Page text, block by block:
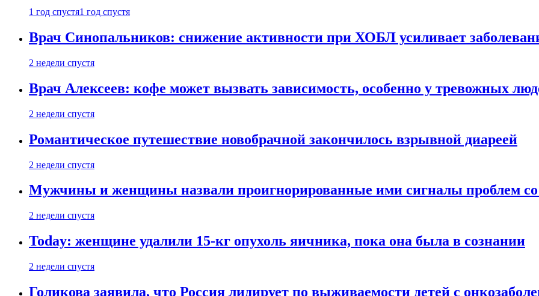
1 год спустя1 год спустя
Врач Синопальников: снижение активности при ХОБЛ усиливает
2 недели спустя
Врач Алексеев: кофе может вызвать зависимость, особенно у тревожных
2 недели спустя
Романтическое путешествие новобрачной закончилось взрывной диареей
2 недели спустя
Мужчины и женщины назвали проигнорированные ими сигналы проблем со
2 недели спустя
Today: женщине удалили 15-кг опухоль яичника, пока она была в сознании
2 недели спустя
Голикова заявила, что Россия лидирует по выживаемости детей с